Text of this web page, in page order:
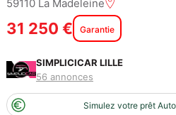
59110 La Madeleine
31 250 € Garantie
SIMPLICICAR LILLE
56 annonces
Simulez votre prêt